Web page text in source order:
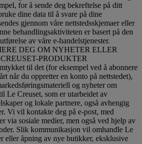
for å sende deg bekreftelse på ditt
dine data til å svare på dine
gjennom våre nettstedsskjemaer eller
behandlingsaktiviteten er basert på den
av våre e-handelstjenester.
DEG OM NYHETER ELLER
PRODUKTER
til det (for eksempel ved å abonnere
når du oppretter en konto på nettstedet),
og nyheter om
Le Creuset, som er utarbeidet av
og lokale partnere, også avhengig
Vi vil kontakte deg på e-post, med
via sosiale medier, men også ved hjelp av
Slik kommunikasjon vil omhandle Le
eller åpning av nye butikker, eksklusive